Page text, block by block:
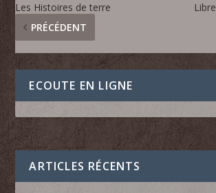
Les Histoires de terre
PRÉCÉDENT
ECOUTE EN LIGNE
ARTICLES RÉCENTS